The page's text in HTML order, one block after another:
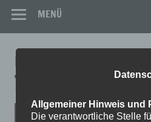
MENÜ
IMG_2105
Allgemeiner Hinweis und
Die verantwortliche Stelle